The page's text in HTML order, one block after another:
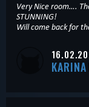
Very Nice room….
STUNNING!
Will come back for
KARINA